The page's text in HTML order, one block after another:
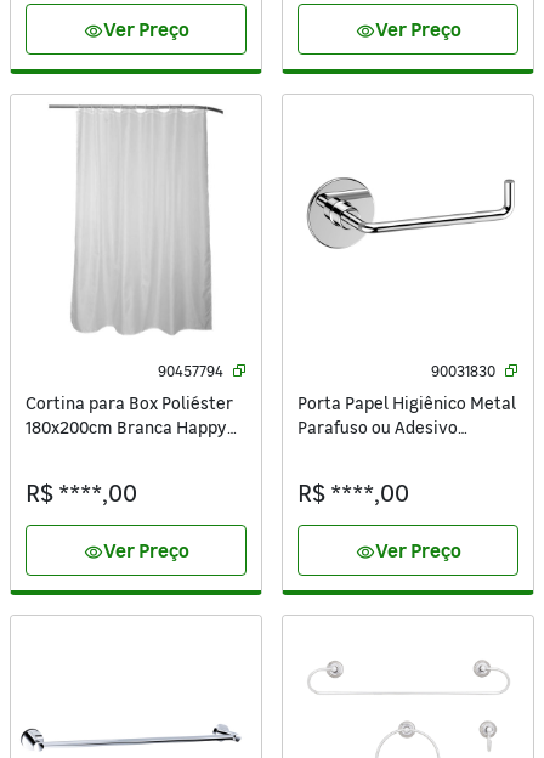
visibilityVer Preço visibilityVer Preço
90457794
Cortina para Box Poliéster
180x200cm Branca Happy
R$ ****,00
visibilityVer Preço
90031830
Porta Papel Higiênico Metal
Parafuso ou Adesivo
R$ ****,00
visibilityVer Preço